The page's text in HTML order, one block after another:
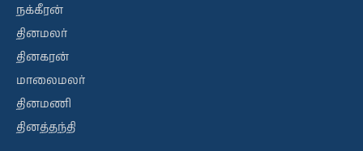
நக்கீரன்
தினமலர்
தினகரன்
மாலைமலர்
தினமணி
தினத்தந்தி